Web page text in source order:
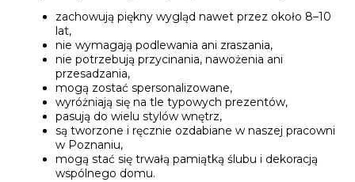
zachowują piękny wygląd nawet przez około 8–10
lat,
nie wymagają podlewania ani zraszania,
nie potrzebują przycinania, nawożenia ani
przesadzania,
mogą zostać spersonalizowane,
wyróżniają się na tle typowych prezentów,
pasują do wielu stylów wnętrz,
są tworzone i ręcznie ozdabiane w naszej pracowni
w Poznaniu,
mogą stać się trwałą pamiątką ślubu i dekoracją
wspólnego domu.